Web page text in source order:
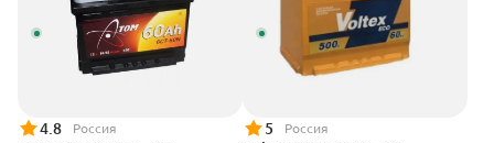
4.8 Россия 5 Россия